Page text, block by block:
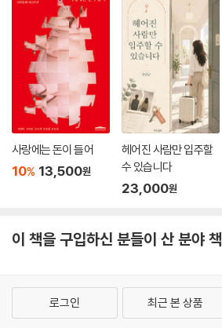
사랑에는 돈이 들어
10% 13,500원
헤어진 사람만 입주할
수 있습니다
23,000원
이 책을 구입하신 분들이 산 분야 책
로그인 최근 본 상품